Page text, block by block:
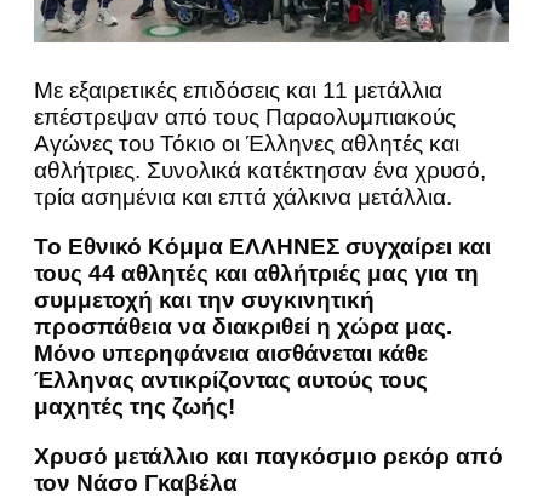
Με εξαιρετικές επιδόσεις και 11 μετάλλια
επέστρεψαν από τους Παραολυμπιακούς
Αγώνες του Τόκιο οι Έλληνες αθλητές και
αθλήτριες. Συνολικά κατέκτησαν ένα χρυσό,
τρία ασημένια και επτά χάλκινα μετάλλια.
Το Εθνικό Κόμμα ΕΛΛΗΝΕΣ συγχαίρει και
τους 44 αθλητές και αθλήτριές μας για τη
συμμετοχή και την συγκινητική
προσπάθεια να διακριθεί η χώρα μας.
Μόνο υπερηφάνεια αισθάνεται κάθε
Έλληνας αντικρίζοντας αυτούς τους
μαχητές της ζωής!
Χρυσό μετάλλιο και παγκόσμιο ρεκόρ από
τον Νάσο Γκαβέλα